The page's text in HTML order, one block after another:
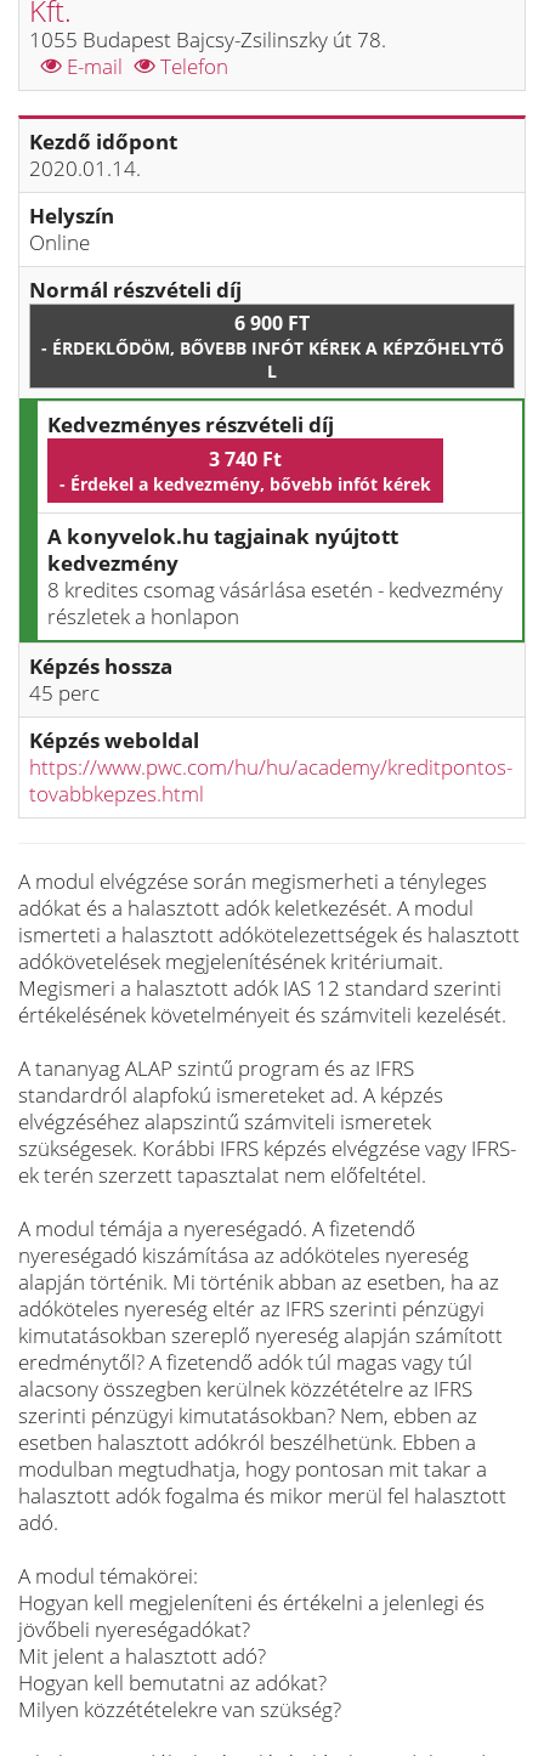
Kft.
1055 Budapest Bajcsy-Zsilinszky út 78.
E-mail
Telefon
Kezdő időpont
2020.01.14.
Helyszín
Online
Normál részvételi díj
6 900 FT
- ÉRDEKLŐDÖM, BŐVEBB INFÓT KÉREK A KÉPZŐHELYTŐ
L
Kedvezményes részvételi díj
3 740 Ft
- Érdekel a kedvezmény, bővebb infót kérek
A konyvelok.hu tagjainak nyújtott
kedvezmény
8 kredites csomag vásárlása esetén - kedvezmény
részletek a honlapon
Képzés hossza
45 perc
Képzés weboldal
https://www.pwc.com/hu/hu/academy/kreditpontos-
tovabbkepzes.html
A modul elvégzése során megismerheti a tényleges
adókat és a halasztott adók keletkezését. A modul
ismerteti a halasztott adókötelezettségek és halasztott
adókövetelések megjelenítésének kritériumait.
Megismeri a halasztott adók IAS 12 standard szerinti
értékelésének követelményeit és számviteli kezelését.
A tananyag ALAP szintű program és az IFRS
standardról alapfokú ismereteket ad. A képzés
elvégzéséhez alapszintű számviteli ismeretek
szükségesek. Korábbi IFRS képzés elvégzése vagy IFRS-
ek terén szerzett tapasztalat nem előfeltétel.
A modul témája a nyereségadó. A fizetendő
nyereségadó kiszámítása az adóköteles nyereség
alapján történik. Mi történik abban az esetben, ha az
adóköteles nyereség eltér az IFRS szerinti pénzügyi
kimutatásokban szereplő nyereség alapján számított
eredménytől? A fizetendő adók túl magas vagy túl
alacsony összegben kerülnek közzétételre az IFRS
szerinti pénzügyi kimutatásokban? Nem, ebben az
esetben halasztott adókról beszélhetünk. Ebben a
modulban megtudhatja, hogy pontosan mit takar a
halasztott adók fogalma és mikor merül fel halasztott
adó.
A modul témakörei:
Hogyan kell megjeleníteni és értékelni a jelenlegi és
jövőbeli nyereségadókat?
Mit jelent a halasztott adó?
Hogyan kell bemutatni az adókat?
Milyen közzétételekre van szükség?